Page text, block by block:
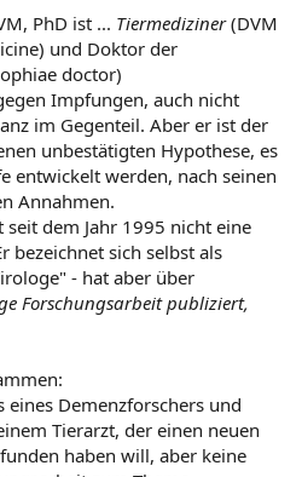
durch Corona-Impfungen - reitschuster.de
Preis für die Corona-
sagt ein führender Virologe
die WHO auf, die
„sofort“ zu stoppen.
PhD ist ... Tiermediziner(DVM
und Doktor der
doctor)
Impfungen, auch nicht
im Gegenteil. Aber er ist der
unbestätigten Hypothese, es
entwickelt werden, nach seinen
Annahmen.
seit dem Jahr 1995 nicht eine
bezeichnet sich selbst als
- hat aber über
Forschungsarbeit publiziert,
Demenzforschers und
Tierarzt, der einen neuen
haben will, aber keine